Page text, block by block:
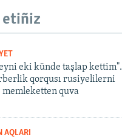
etiñiz
eki künde taşlap kettim".
qorqusı rusiyelilerni
memleketten quva
AQLARI